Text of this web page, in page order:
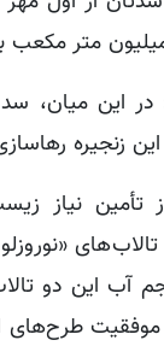
این میان،
زنجیره
نیاز
تالاب‌های
موفقیت طرح‌های